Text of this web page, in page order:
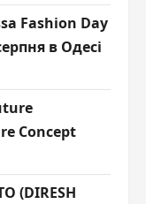
Fashion Day
в Одесі
Concept
(DIRESH